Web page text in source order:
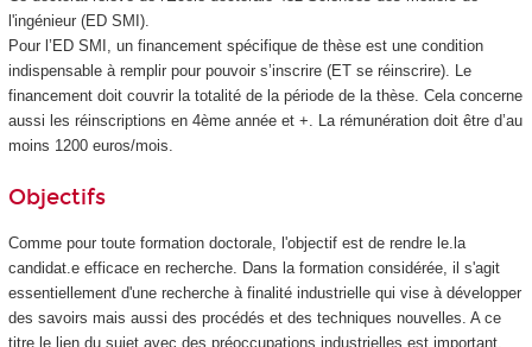
l'ingénieur (ED SMI).
Pour l’ED SMI, un financement spécifique de thèse est une condition
indispensable à remplir pour pouvoir s’inscrire (ET se réinscrire). Le
financement doit couvrir la totalité de la période de la thèse. Cela concerne
aussi les réinscriptions en 4ème année et +. La rémunération doit être d’au
moins 1200 euros/mois.
Objectifs
Comme pour toute formation doctorale, l'objectif est de rendre le.la
candidat.e efficace en recherche. Dans la formation considérée, il s'agit
essentiellement d'une recherche à finalité industrielle qui vise à développer
des savoirs mais aussi des procédés et des techniques nouvelles. A ce
titre le lien du sujet avec des préoccupations industrielles est important.